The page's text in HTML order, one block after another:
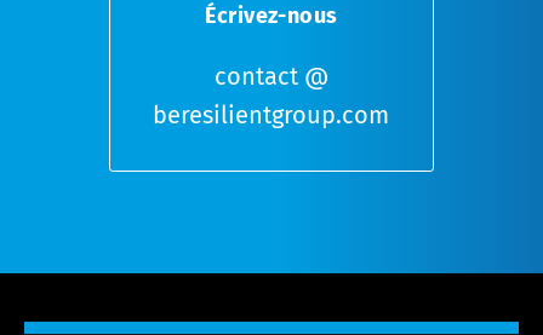
Écrivez-nous
contact @
beresilientgroup.com